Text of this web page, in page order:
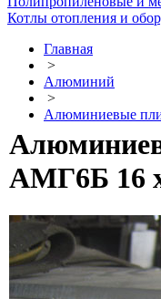
Котлы отопления и
Главная
>
Алюминий
>
Алюминиевые
АМГ6Б 16